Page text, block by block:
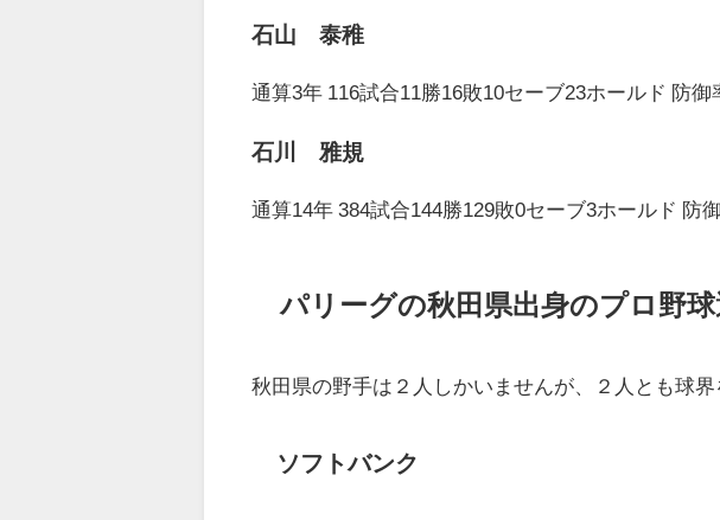
石山 泰稚
通算3年 116試合11勝16敗10セーブ23ホールド 防御
石川 雅規
通算14年 384試合144勝129敗0セーブ3ホールド 防
パリーグの秋田県出身のプロ野球
秋田県の野手は２人しかいませんが、２人とも球界
ソフトバンク